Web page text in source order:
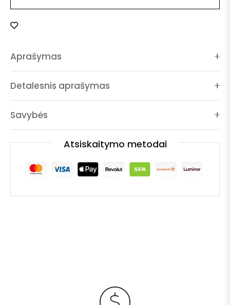
Aprašymas
Detalesnis aprašymas
Savybės
Atsiskaitymo metodai